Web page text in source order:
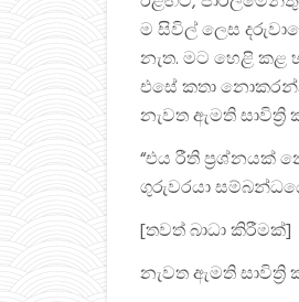
ම සිවිල් ලෙස
නැත. මට හෙළි කළ
එසේ කතා
නැවත ඇමති සාවිත්‍රි
“එය රීති ප්‍රශ්නයක්
ගුරුවරයා
[තවත් බාධා කිරීමක්]
නැවත ඇමති සාවිත්‍රි